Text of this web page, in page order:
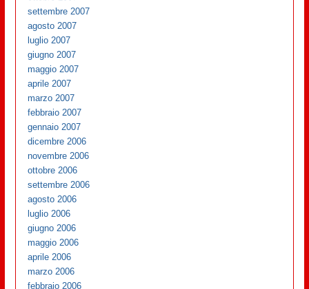
settembre 2007
agosto 2007
luglio 2007
giugno 2007
maggio 2007
aprile 2007
marzo 2007
febbraio 2007
gennaio 2007
dicembre 2006
novembre 2006
ottobre 2006
settembre 2006
agosto 2006
luglio 2006
giugno 2006
maggio 2006
aprile 2006
marzo 2006
febbraio 2006